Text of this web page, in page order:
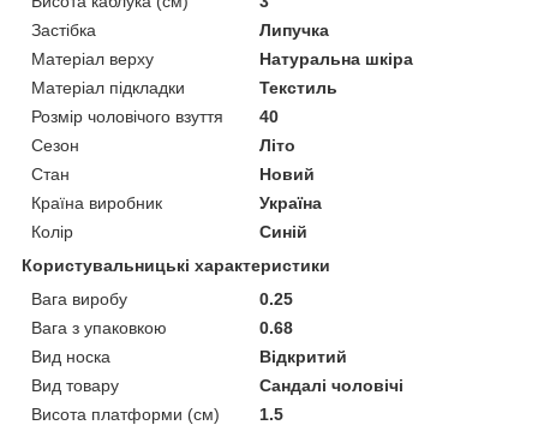
Застібка
Липучка
Матеріал верху
Натуральна шкіра
Матеріал підкладки
Текстиль
Розмір чоловічого взуття
40
Сезон
Літо
Стан
Новий
Країна виробник
Україна
Колір
Синій
Користувальницькі характеристики
Вага виробу
0.25
Вага з упаковкою
0.68
Вид носка
Відкритий
Вид товару
Сандалі чоловічі
Висота платформи (см)
1.5